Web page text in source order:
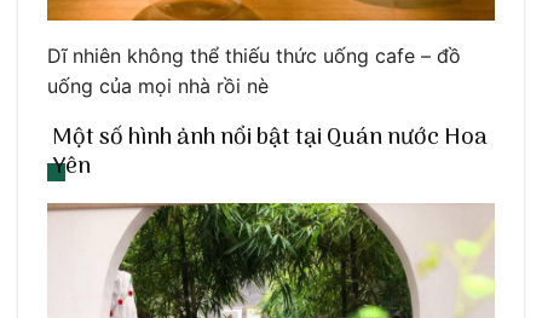
Dĩ nhiên không thể thiếu thức uống cafe – đồ
uống của mọi nhà rồi nè
Một số hình ảnh nổi bật tại Quán nước Hoa
Yên